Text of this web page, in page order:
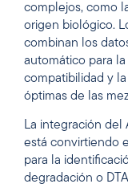
complejos, como
origen biológico.
combinan los
automático para
compatibilidad y
óptimas de las
La integración del
está convirtiendo
para la
degradación o